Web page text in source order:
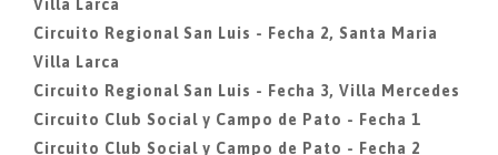
Villa Larca
Circuito Regional San Luis - Fecha 2, Santa Maria
Villa Larca
Circuito Regional San Luis - Fecha 3, Villa Mercedes
Circuito Club Social y Campo de Pato - Fecha 1
Circuito Club Social y Campo de Pato - Fecha 2